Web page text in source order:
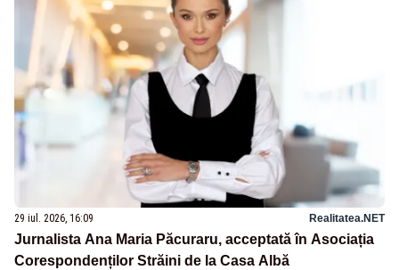
29 iul. 2026, 16:09 Realitatea.NET
Jurnalista Ana Maria Păcuraru, acceptată în Asociația
Corespondenților Străini de la Casa Albă